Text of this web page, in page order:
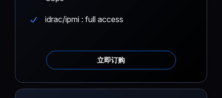
idrac/ipmi : full access
立即订购